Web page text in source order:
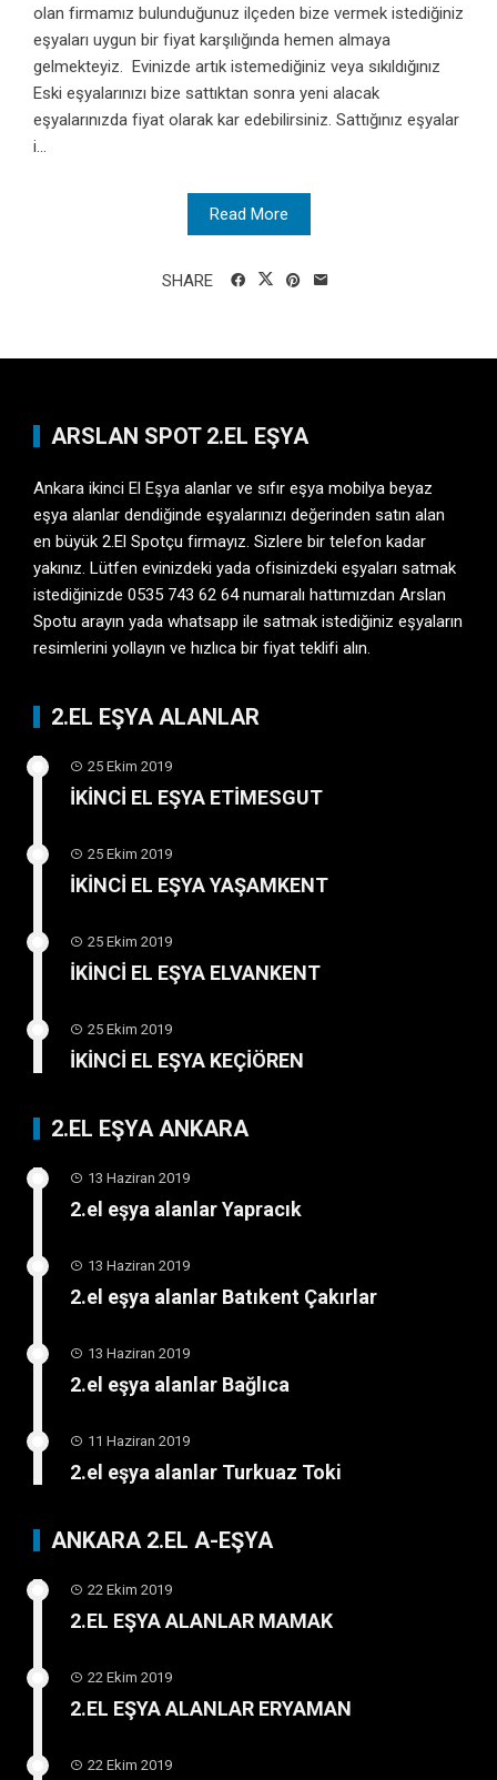
olan firmamız bulunduğunuz ilçeden bize vermek istediğiniz
eşyaları uygun bir fiyat karşılığında hemen almaya
gelmekteyiz. Evinizde artık istemediğiniz veya sıkıldığınız
Eski eşyalarınızı bize sattıktan sonra yeni alacak
eşyalarınızda fiyat olarak kar edebilirsiniz. Sattığınız eşyalar
i...
Read More
SHARE
ARSLAN SPOT 2.EL EŞYA
Ankara ikinci El Eşya alanlar ve sıfır eşya mobilya beyaz
eşya alanlar dendiğinde eşyalarınızı değerinden satın alan
en büyük 2.El Spotçu firmayız. Sizlere bir telefon kadar
yakınız. Lütfen evinizdeki yada ofisinizdeki eşyaları satmak
istediğinizde 0535 743 62 64 numaralı hattımızdan Arslan
Spotu arayın yada whatsapp ile satmak istediğiniz eşyaların
resimlerini yollayın ve hızlıca bir fiyat teklifi alın.
2.EL EŞYA ALANLAR
25 Ekim 2019
İKİNCİ EL EŞYA ETİMESGUT
25 Ekim 2019
İKİNCİ EL EŞYA YAŞAMKENT
25 Ekim 2019
İKİNCİ EL EŞYA ELVANKENT
25 Ekim 2019
İKİNCİ EL EŞYA KEÇİÖREN
2.EL EŞYA ANKARA
13 Haziran 2019
2.el eşya alanlar Yapracık
13 Haziran 2019
2.el eşya alanlar Batıkent Çakırlar
13 Haziran 2019
2.el eşya alanlar Bağlıca
11 Haziran 2019
2.el eşya alanlar Turkuaz Toki
ANKARA 2.EL A-EŞYA
22 Ekim 2019
2.EL EŞYA ALANLAR MAMAK
22 Ekim 2019
2.EL EŞYA ALANLAR ERYAMAN
22 Ekim 2019